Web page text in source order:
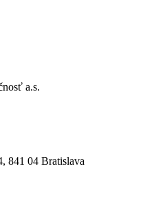
a.s.
841 04 Bratislava